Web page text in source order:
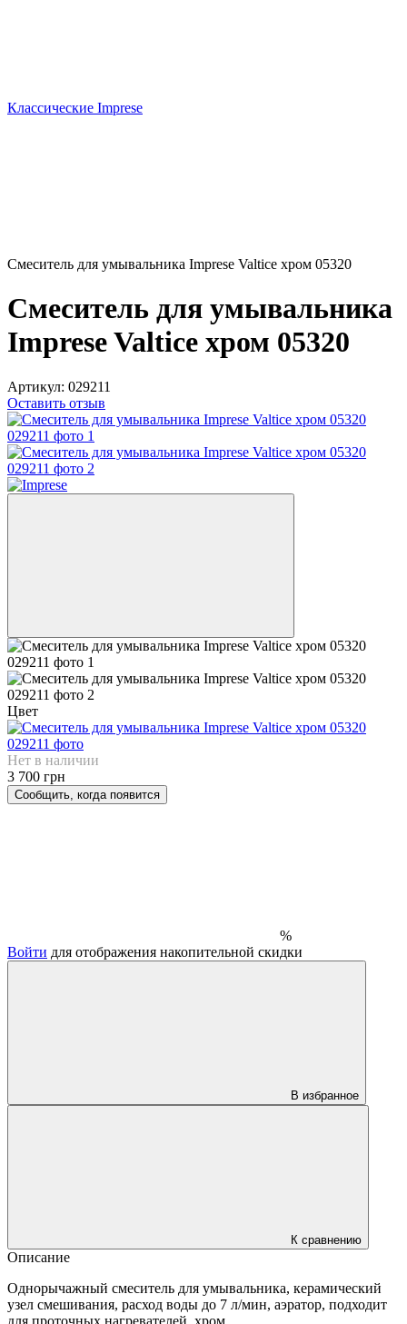
Классические Imprese
Смеситель для умывальника Imprese Valtice хром 05320
Смеситель для умывальника
Imprese Valtice хром 05320
Артикул: 029211
Оставить отзыв
Цвет
Нет в наличии
3 700 грн
Сообщить, когда появится
%
Войти для отображения накопительной скидки
В избранное
К сравнению
Описание
Однорычажный смеситель для умывальника, керамический
узел смешивания, расход воды до 7 л/мин, аэратор, подходит
для проточных нагревателей, хром